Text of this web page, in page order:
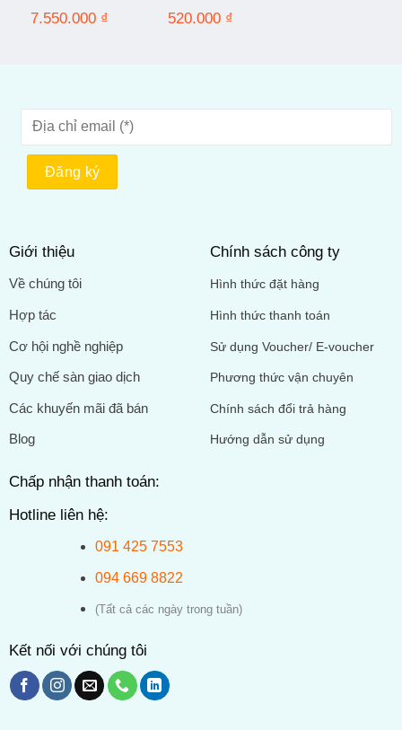
7.550.000 ₫ 520.000 ₫
Giới thiệu
Về chúng tôi
Hợp tác
Cơ hội nghề nghiệp
Quy chế sàn giao dịch
Các khuyến mãi đã bán
Blog
Chính sách công ty
Hình thức đặt hàng
Hình thức thanh toán
Sử dụng Voucher/ E-voucher
Phương thức vận chuyên
Chính sách đổi trả hàng
Hướng dẫn sử dụng
Chấp nhận thanh toán:
Hotline liên hệ:
091 425 7553
094 669 8822
(Tất cả các ngày trong tuần)
Kết nối với chúng tôi